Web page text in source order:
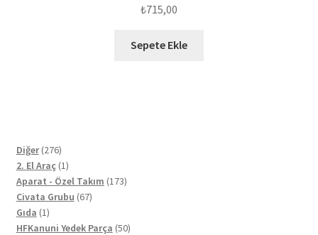
₺715,00
Sepete Ekle
Diğer 276276
ürün
2. El Araç 11
ürün
Aparat - Özel Takım 173173
Civata Grubu 6767
Gıda 11
ürün
HFKanuni Yedek Parça 5050